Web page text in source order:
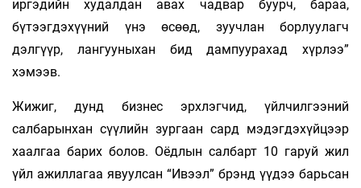
иргэдийн худалдан авах чадвар буурч, бараа,
бүтээгдэхүүний үнэ өсөөд, зуучлан борлуулагч
дэлгүүр, лангууныхан бид дампуурахад хүрлээ”
хэмээв.
Жижиг, дунд бизнес эрхлэгчид, үйлчилгээний
салбарынхан сүүлийн зургаан сард мэдэгдэхүйцээр
хаалгаа барих болов. Оёдлын салбарт 10 гаруй жил
үйл ажиллагаа явуулсан “Ивээл” брэнд үүдээ барьсан